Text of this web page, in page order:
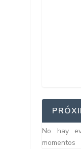
No hay
momentos